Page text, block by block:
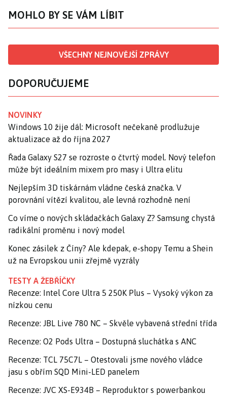
MOHLO BY SE VÁM LÍBIT
VŠECHNY NEJNOVĚJŠÍ ZPRÁVY
DOPORUČUJEME
NOVINKY
Windows 10 žije dál: Microsoft nečekaně prodlužuje
aktualizace až do října 2027
Řada Galaxy S27 se rozroste o čtvrtý model. Nový telefon
může být ideálním mixem pro masy i Ultra elitu
Nejlepším 3D tiskárnám vládne česká značka. V
porovnání vítězí kvalitou, ale levná rozhodně není
Co víme o nových skládačkách Galaxy Z? Samsung chystá
radikální proměnu i nový model
Konec zásilek z Číny? Ale kdepak, e-shopy Temu a Shein
už na Evropskou unii zřejmě vyzrály
TESTY A ŽEBŘÍČKY
Recenze: Intel Core Ultra 5 250K Plus – Vysoký výkon za
nízkou cenu
Recenze: JBL Live 780 NC – Skvěle vybavená střední třída
Recenze: O2 Pods Ultra – Dostupná sluchátka s ANC
Recenze: TCL 75C7L – Otestovali jsme nového vládce
jasu s obřím SQD Mini-LED panelem
Recenze: JVC XS-E934B – Reproduktor s powerbankou